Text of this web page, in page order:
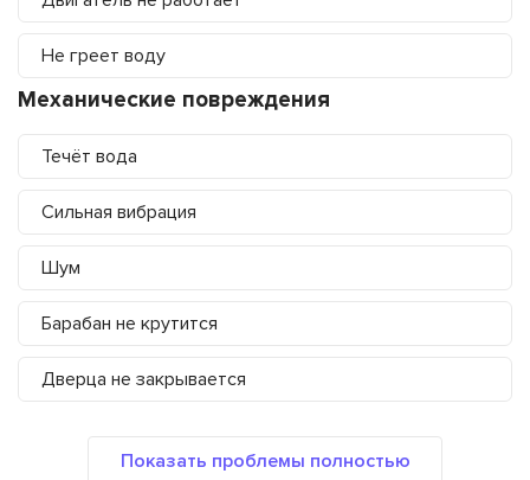
Не греет воду
Механические повреждения
Течёт вода
Сильная вибрация
Шум
Барабан не крутится
Дверца не закрывается